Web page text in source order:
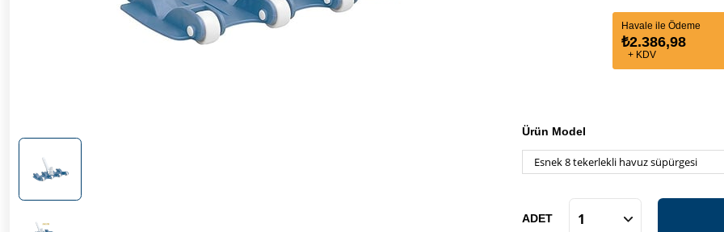
Havale ile Ödeme
₺2.386,98
+ KDV
Ürün Model
ADET